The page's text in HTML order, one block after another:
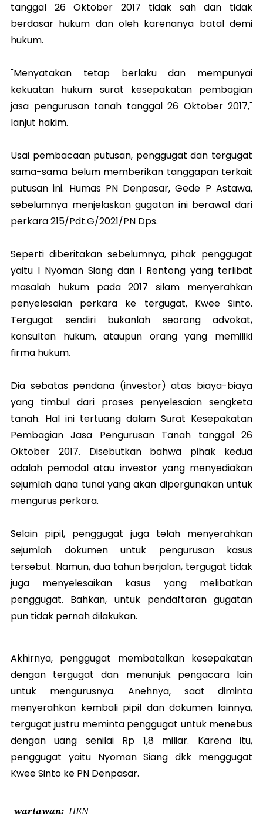
tanggal 26 Oktober 2017 tidak sah dan tidak
berdasar hukum dan oleh karenanya batal demi
hukum.
"Menyatakan tetap berlaku dan mempunyai
kekuatan hukum surat kesepakatan pembagian
jasa pengurusan tanah tanggal 26 Oktober 2017,"
lanjut hakim.
Usai pembacaan putusan, penggugat dan tergugat
sama-sama belum memberikan tanggapan terkait
putusan ini. Humas PN Denpasar, Gede P Astawa,
sebelumnya menjelaskan gugatan ini berawal dari
perkara 215/Pdt.G/2021/PN Dps.
Seperti diberitakan sebelumnya, pihak penggugat
yaitu I Nyoman Siang dan I Rentong yang terlibat
masalah hukum pada 2017 silam menyerahkan
penyelesaian perkara ke tergugat, Kwee Sinto.
Tergugat sendiri bukanlah seorang advokat,
konsultan hukum, ataupun orang yang memiliki
firma hukum.
Dia sebatas pendana (investor) atas biaya-biaya
yang timbul dari proses penyelesaian sengketa
tanah. Hal ini tertuang dalam Surat Kesepakatan
Pembagian Jasa Pengurusan Tanah tanggal 26
Oktober 2017. Disebutkan bahwa pihak kedua
adalah pemodal atau investor yang menyediakan
sejumlah dana tunai yang akan dipergunakan untuk
mengurus perkara.
Selain pipil, penggugat juga telah menyerahkan
sejumlah dokumen untuk pengurusan kasus
tersebut. Namun, dua tahun berjalan, tergugat tidak
juga menyelesaikan kasus yang melibatkan
penggugat. Bahkan, untuk pendaftaran gugatan
pun tidak pernah dilakukan.
Akhirnya, penggugat membatalkan kesepakatan
dengan tergugat dan menunjuk pengacara lain
untuk mengurusnya. Anehnya, saat diminta
menyerahkan kembali pipil dan dokumen lainnya,
tergugat justru meminta penggugat untuk menebus
dengan uang senilai Rp 1,8 miliar. Karena itu,
penggugat yaitu Nyoman Siang dkk menggugat
Kwee Sinto ke PN Denpasar.
wartawan HEN